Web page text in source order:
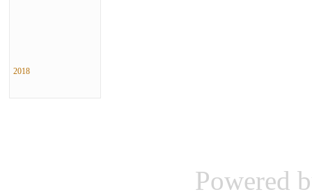
2018
Powered